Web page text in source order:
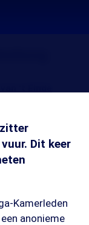
Dit keer
Kamerleden
anonieme